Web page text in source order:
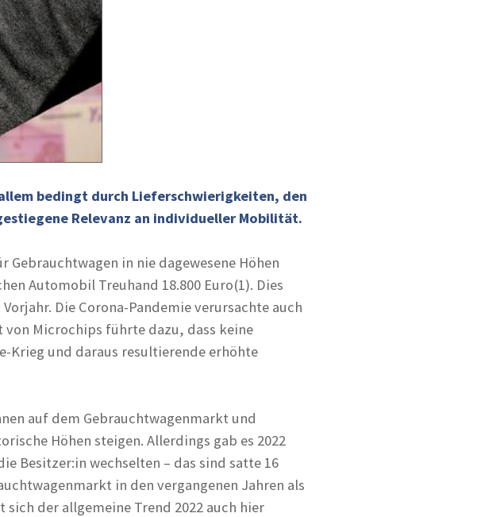
bedingt durch Lieferschwierigkeiten, den
Relevanz an individueller Mobilität.
Gebrauchtwagen in nie dagewesene Höhen
Automobil Treuhand 18.800 Euro(1). Dies
Die Corona-Pandemie verursachte auch
Microchips führte dazu, dass keine
Krieg und daraus resultierende erhöhte
auf dem Gebrauchtwagenmarkt und
Höhen steigen. Allerdings gab es 2022
Besitzer:in wechselten – das sind satte 16
in den vergangenen Jahren als
der allgemeine Trend 2022 auch hier